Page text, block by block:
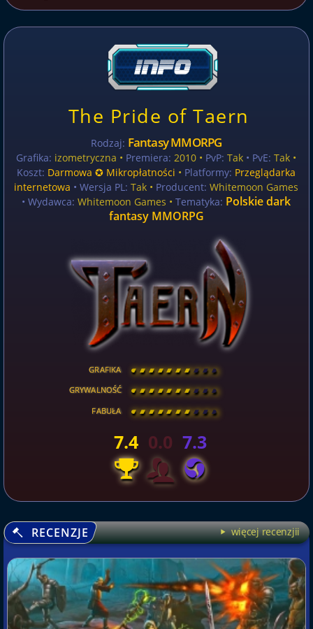
The Pride of Taern
Rodzaj: Fantasy MMORPG
Grafika: izometryczna • Premiera: 2010 • PvP: Tak • PvE: Tak •
Koszt: Darmowa ✪ Mikropłatności • Platformy: Przeglądarka
internetowa • Wersja PL: Tak • Producent: Whitemoon Games
• Wydawca: Whitemoon Games •Tematyka: Polskie dark
fantasy MMORPG
GRAFIKA [ \ \ \ \ \ \ \ \ ]
GRYWALNOŚĆ [ \ \ \ \ \ \ \ \ ]
FABUŁA [ \ \ \ \ \ \ \ \ ]
7.4 0.0 7.3
RECENZJE więcej recenzjii